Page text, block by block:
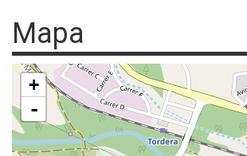
Mapa
+
-